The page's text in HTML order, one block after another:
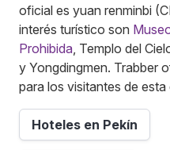
oficial es yuan renminbi
interés turístico son
Prohibida , Templo del
y Yongdingmen. Trabber
para los visitantes de esta
Hoteles en Pekín